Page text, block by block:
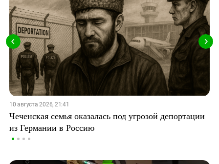
10 августа 2026, 21:41
Чеченская семья оказалась под угрозой депортации
из Германии в Россию